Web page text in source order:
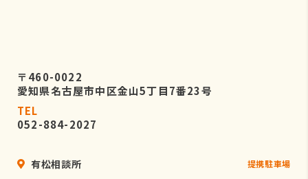
〒460-0022
愛知県名古屋市中区金山5丁目7番23号
TEL
052-884-2027
有松相談所 提携駐車場